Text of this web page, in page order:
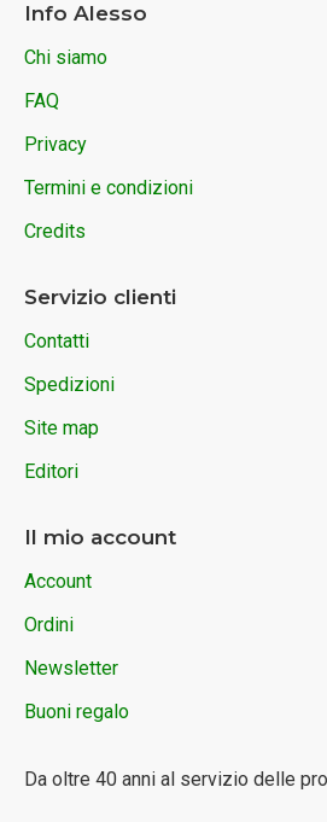
Info Alesso
Chi siamo
FAQ
Privacy
Termini e condizioni
Credits
Servizio clienti
Contatti
Spedizioni
Site map
Editori
Il mio account
Account
Ordini
Newsletter
Buoni regalo
Da oltre 40 anni al servizio delle